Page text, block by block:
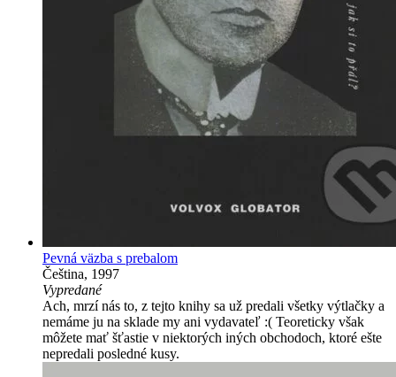
Pevná väzba s prebalom
Čeština, 1997
Vypredané
Ach, mrzí nás to, z tejto knihy sa už predali všetky výtlačky a
nemáme ju na sklade my ani vydavateľ :( Teoreticky však
môžete mať šťastie v niektorých iných obchodoch, ktoré ešte
nepredali posledné kusy.